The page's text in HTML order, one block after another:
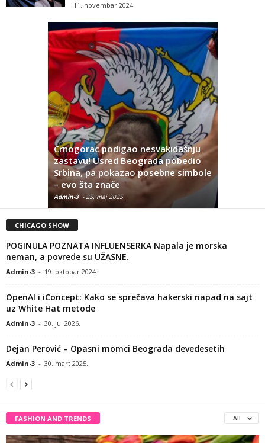
11. novembar 2024.
Crnogorac podigao nesvakidašnju
zastavu! Usred Beograda pobedio
Srbina, pa pokazao posebne simbole
– evo šta znače
Admin-3 - 25. maj 2025.
CHICAGO SHOW
POGINULA POZNATA INFLUENSERKA Napala je morska
neman, a povrede su UŽASNE.
Admin-3 - 19. oktobar 2024.
OpenAI i iConcept: Kako se sprečava hakerski napad na sajt
uz White Hat metode
Admin-3 - 30. jul 2026.
Dejan Perović – Opasni momci Beograda devedesetih
Admin-3 - 30. mart 2025.
FASHION AND TRENDS All